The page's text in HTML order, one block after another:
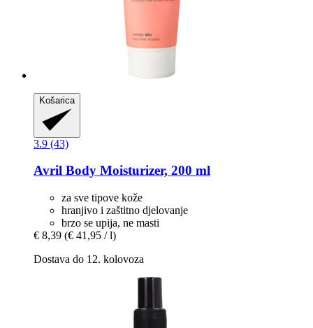
Košarica
3.9 (43)
Avril Body Moisturizer, 200 ml
za sve tipove kože
hranjivo i zaštitno djelovanje
brzo se upija, ne masti
€ 8,39 (€ 41,95 / l)
Dostava do 12. kolovoza